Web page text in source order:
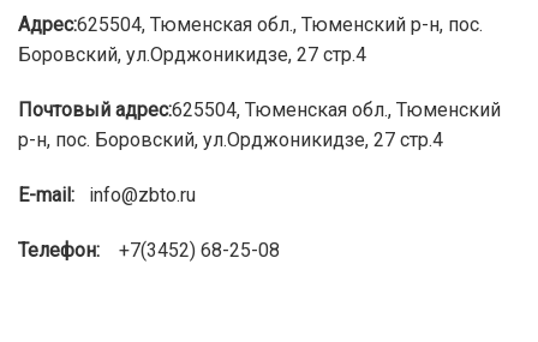
Адрес:625504, Тюменская обл., Тюменский р-н, пос.
Боровский, ул.Орджоникидзе, 27 стр.4
Почтовый адрес:625504, Тюменская обл., Тюменский
р-н, пос. Боровский, ул.Орджоникидзе, 27 стр.4
E-mail: info@zbto.ru
Телефон: +7(3452) 68-25-08